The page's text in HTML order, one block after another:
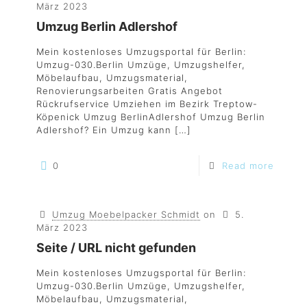
März 2023
Umzug Berlin Adlershof
Mein kostenloses Umzugsportal für Berlin:
Umzug-030.Berlin Umzüge, Umzugshelfer,
Möbelaufbau, Umzugsmaterial,
Renovierungsarbeiten Gratis Angebot
Rückrufservice Umziehen im Bezirk Treptow-
Köpenick Umzug BerlinAdlershof Umzug Berlin
Adlershof? Ein Umzug kann […]
0 Read more
Umzug Moebelpacker Schmidt on
5.
März 2023
Seite / URL nicht gefunden
Mein kostenloses Umzugsportal für Berlin:
Umzug-030.Berlin Umzüge, Umzugshelfer,
Möbelaufbau, Umzugsmaterial,